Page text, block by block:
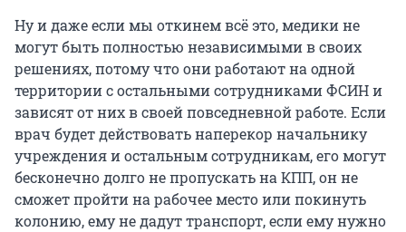
Ну и даже если мы откинем всё это, медики не
могут быть полностью независимыми в своих
решениях, потому что они работают на одной
территории с остальными сотрудниками ФСИН и
зависят от них в своей повседневной работе. Если
врач будет действовать наперекор начальнику
учреждения и остальным сотрудникам, его могут
бесконечно долго не пропускать на КПП, он не
сможет пройти на рабочее место или покинуть
колонию, ему не дадут транспорт, если ему нужно